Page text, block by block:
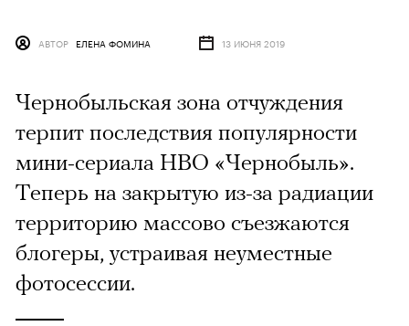
АВТОР ЕЛЕНА ФОМИНА 13 ИЮНЯ 2019
Чернобыльская зона отчуждения
терпит последствия популярности
мини-сериала HBO «Чернобыль».
Теперь на закрытую из-за радиации
территорию массово съезжаются
блогеры, устраивая неуместные
фотосессии.